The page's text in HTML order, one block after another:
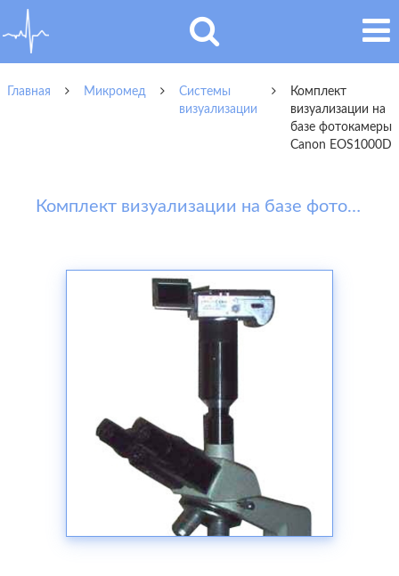
Главная Микромед
Системы
визуализации
Комплект
визуализации на
базе фотокамеры
Canon EOS1000D
Комплект визуализации на базе фотокамеры Canon EOS1000D